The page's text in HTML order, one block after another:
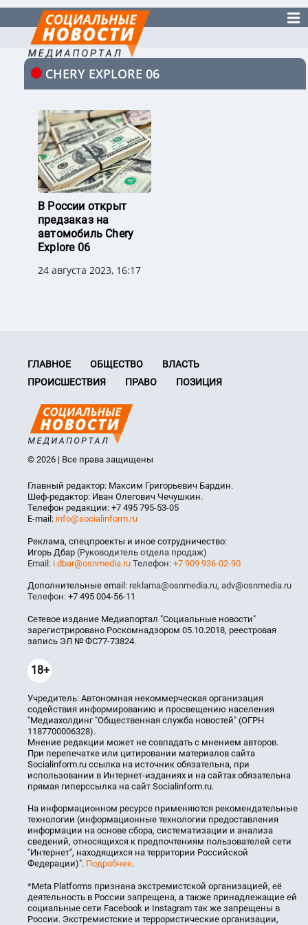
CHERY EXPLORE 06
В России открыт
предзаказ на
автомобиль Chery
Explore 06
24 августа 2023, 16:17
ГЛАВНОЕ ОБЩЕСТВО
ВЛАСТЬ
ПРОИСШЕСТВИЯ
ПРАВО ПОЗИЦИЯ
© 2026 | Все права защищены
Главный редактор: Максим Григорьевич Бардин.
Шеф-редактор: Иван Олегович Чечушкин.
Телефон редакции: +7 495 795-53-05
E-mail: info@socialinform.ru
Реклама, спецпроекты и иное сотрудничество:
Игорь Дбар (Руководитель отдела продаж)
Email: i.dbar@osnmedia.ru Телефон: +7 909 936-02-90
Дополнительные email: reklama@osnmedia.ru, adv@osnmedia.ru
Телефон: +7 495 004-56-11
Сетевое издание Медиапортал "Социальные новости"
зарегистрировано Роскомнадзором 05.10.2018, реестровая
запись ЭЛ № ФС77-73824.
18+
Учредитель: Автономная некоммерческая организация
содействия информированию и просвещению населения
"Медиахолдинг "Общественная служба новостей" (ОГРН
1187700006328).
Мнение редакции может не совпадать с мнением авторов.
При перепечатке или цитировании материалов сайта
Socialinform.ru ссылка на источник обязательна, при
использовании в Интернет-изданиях и на сайтах обязательна
прямая гиперссылка на сайт Socialinform.ru.
На информационном ресурсе применяются рекомендательные
технологии (информационные технологии предоставления
информации на основе сбора, систематизации и анализа
сведений, относящихся к предпочтениям пользователей сети
"Интернет", находящихся на территории Российской
Федерации)". Подробнее.
*Meta Platforms признана экстремистской организацией, её
деятельность в России запрещена, а также принадлежащие ей
социальные сети Facebook и Instagram так же запрещены в
России. Экстремистские и террористические организации,